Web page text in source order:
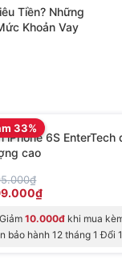
6 Plus, 6S,
được vật lý.
lắp chung
chung được.
lắp chung cố
hình các bạn
Tiền? Những
Khoản Vay
33%
iPhone 6S EnterTech
cao
10.000đ khi mua
bảo hành 12 tháng 1 Đổi